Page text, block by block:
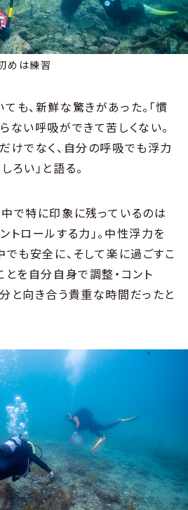
めは練習
も、新鮮な驚きがあった。「慣
ない呼吸ができて苦しくない。
けでなく、自分の呼吸でも浮力
ろい」と語る。
で特に印象に残っているのは
トロールする力」。中性浮力を
でも安全に、そして楽に過ごすこ
とを自分自身で調整・コント
と向き合う貴重な時間だったと